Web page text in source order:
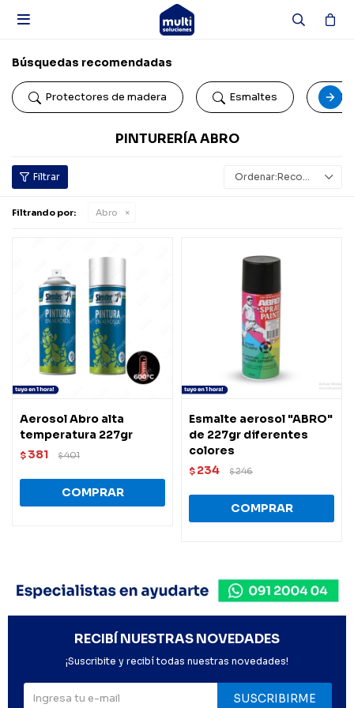

Búsquedas recomendadas
Protectores de madera Esmaltes
PINTURERÍA ABRO
Recomendados
Filtrando por: Abro
Aerosol Abro alta
temperatura 227gr
$ 381 $401
Esmalte aerosol "ABRO"
de 227gr diferentes
colores
$ 234 $246
RECIBÍ NUESTRAS NOVEDADES
¡Suscribite y recibí todas nuestras novedades!
SUSCRIBIRME